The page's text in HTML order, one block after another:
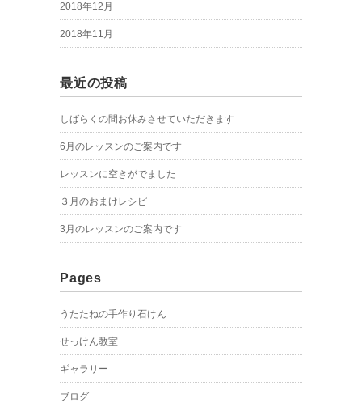
2018年12月
2018年11月
最近の投稿
しばらくの間お休みさせていただきます
6月のレッスンのご案内です
レッスンに空きがでました
３月のおまけレシピ
3月のレッスンのご案内です
Pages
うたたねの手作り石けん
せっけん教室
ギャラリー
ブログ